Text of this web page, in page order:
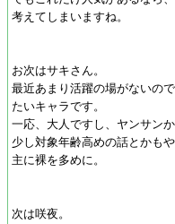
考えてしまいますね。
お次はサキさん。
最近あまり活躍の場がないの
たいキャラです。
一応、大人ですし、ヤンサン
少し対象年齢高めの話とかも
主に裸を多めに。
次は咲夜。